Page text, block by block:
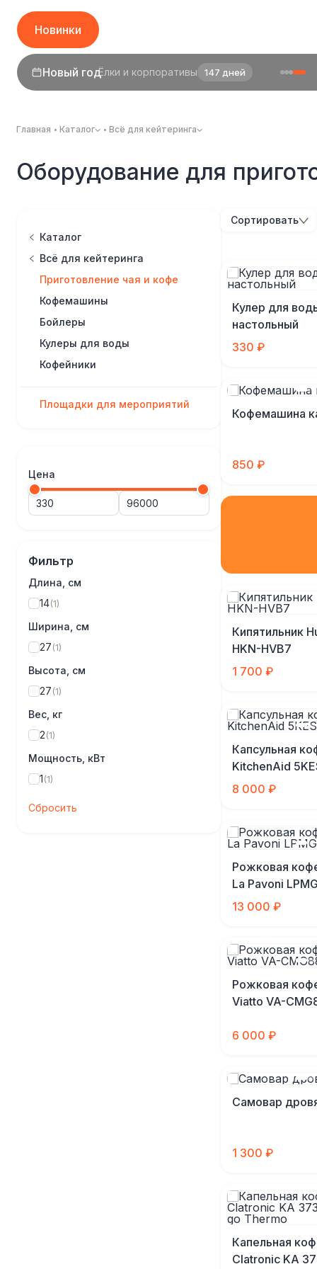
Новинки
Новый годЁлки и корпоративы 147 дней
Главная Каталог Всё для кейтеринга
Оборудование для
Каталог
Всё для кейтеринга
Приготовление чая и кофе
Кофемашины
Бойлеры
Кулеры для воды
Кофейники
Площадки для мероприятий
Цена
Фильтр
Длина, см
14(1)
Ширина, см
27(1)
Высота, см
27(1)
Вес, кг
2(1)
Мощность, кВт
1(1)
Сбросить
Сортировать
Кулер для
настольный
330 ₽
Кофемашина
850 ₽
Кипятильник
HKN-HVB7
1 700 ₽
Капсульная
KitchenAid
8 000 ₽
Рожковая
La Pavoni
13 000 ₽
Рожковая
Viatto VA-
6 000 ₽
Самовар
1 300 ₽
Капельная
Clatronic KA